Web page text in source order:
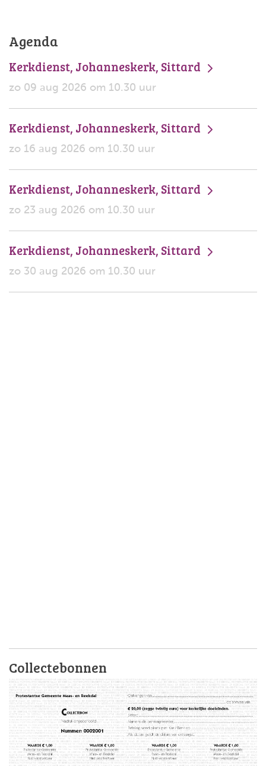
Agenda
Kerkdienst, Johanneskerk, Sittard
zo 09 aug 2026 om 10.30 uur
Kerkdienst, Johanneskerk, Sittard
zo 16 aug 2026 om 10.30 uur
Kerkdienst, Johanneskerk, Sittard
zo 23 aug 2026 om 10.30 uur
Kerkdienst, Johanneskerk, Sittard
zo 30 aug 2026 om 10.30 uur
Collectebonnen